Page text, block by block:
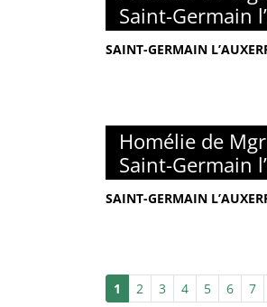
Saint-Germain
SAINT-GERMAIN
Homélie de
Saint-Germain
SAINT-GERMAIN
1 2 3 4 5 6 7